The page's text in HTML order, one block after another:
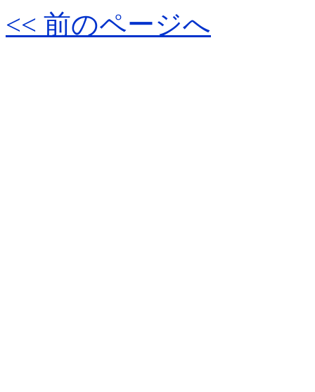
<< 前のページへ